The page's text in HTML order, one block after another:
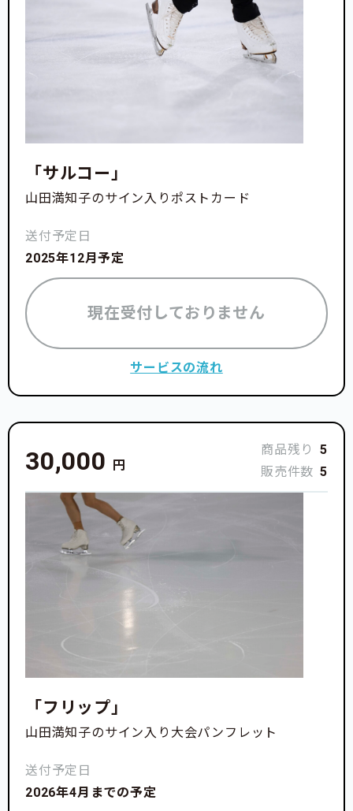
「サルコー」
山田満知子のサイン入りポストカード
送付予定日
2025年12月予定
現在受付しておりません
サービスの流れ
30,000 円
商品残り
5
販売件数 5
「フリップ」
山田満知子のサイン入り大会パンフレット
送付予定日
2026年4月までの予定